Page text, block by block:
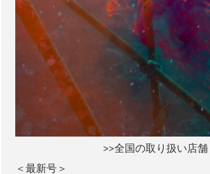
>>全国の取り扱い店舗
＜最新号＞